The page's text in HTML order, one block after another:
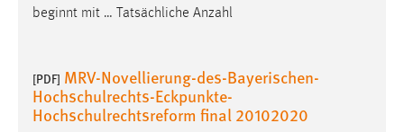
beginnt mit … Tatsächliche Anzahl
[PDF] MRV-Novellierung-des-Bayerischen-
Hochschulrechts-Eckpunkte-
Hochschulrechtsreform final 20102020